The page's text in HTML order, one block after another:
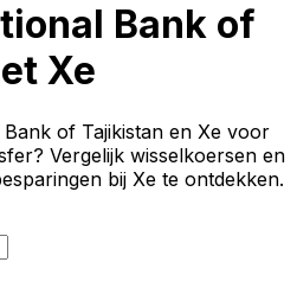
Bank of
Xe
of Tajikistan en Xe voor
Vergelijk wisselkoersen en
bij Xe te ontdekken.